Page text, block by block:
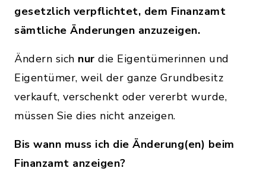
gesetzlich verpflichtet, dem Finanzamt
sämtliche Änderungen anzuzeigen.
Ändern sich nur die Eigentümerinnen und
Eigentümer, weil der ganze Grundbesitz
verkauft, verschenkt oder vererbt wurde,
müssen Sie dies nicht anzeigen.
Bis wann muss ich die Änderung(en) beim
Finanzamt anzeigen?